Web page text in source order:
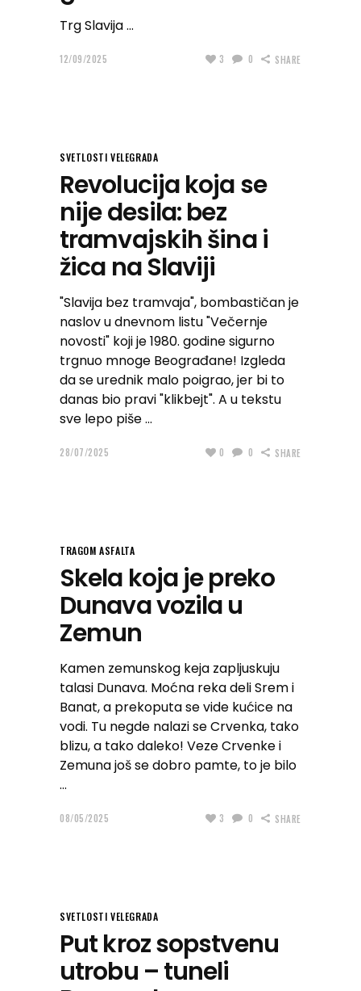
Trg Slavija
12/09/2025 3 0 SHARE
SVETLOSTI VELEGRADA
Revolucija koja se
nije desila: bez
tramvajskih šina i
žica na Slaviji
"Slavija bez tramvaja", bombastičan je
naslov u dnevnom listu "Večernje
novosti" koji je 1980. godine sigurno
trgnuo mnoge Beograđane! Izgleda
da se urednik malo poigrao, jer bi to
danas bio pravi "klikbejt". A u tekstu
sve lepo piše
28/07/2025 0 0 SHARE
TRAGOM ASFALTA
Skela koja je preko
Dunava vozila u
Zemun
Kamen zemunskog keja zapljuskuju
talasi Dunava. Moćna reka deli Srem i
Banat, a prekoputa se vide kućice na
vodi. Tu negde nalazi se Crvenka, tako
blizu, a tako daleko! Veze Crvenke i
Zemuna još se dobro pamte, to je bilo
08/05/2025 3 0 SHARE
SVETLOSTI VELEGRADA
Put kroz sopstvenu
utrobu – tuneli